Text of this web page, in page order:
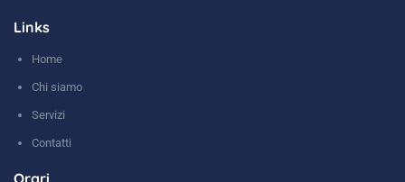
Links
Home
Chi siamo
Servizi
Contatti